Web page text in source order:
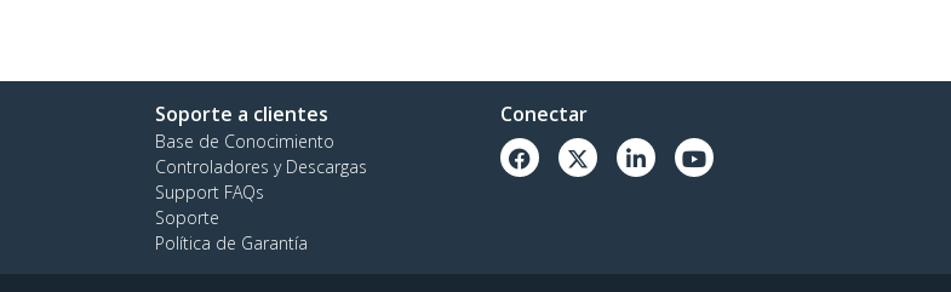
Soporte a clientes
Base de Conocimiento
Controladores y Descargas
Support FAQs
Soporte
Política de Garantía
Conectar